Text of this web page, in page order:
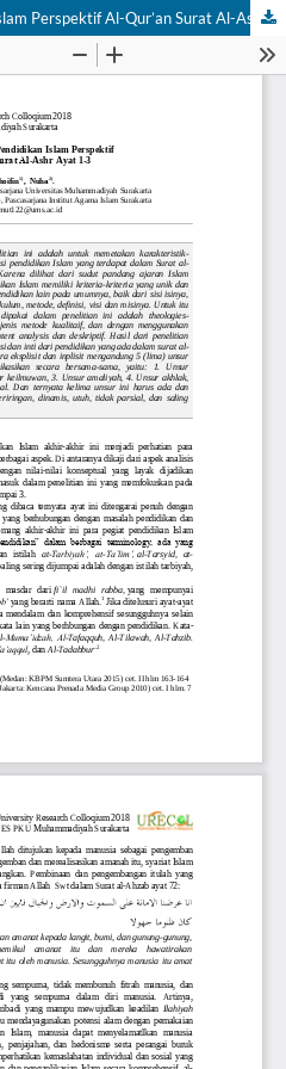
Mengungkap Isi Pendidikan Islam Perspektif Al-Qur’an Surat Al-Ashr Ayat 1-3